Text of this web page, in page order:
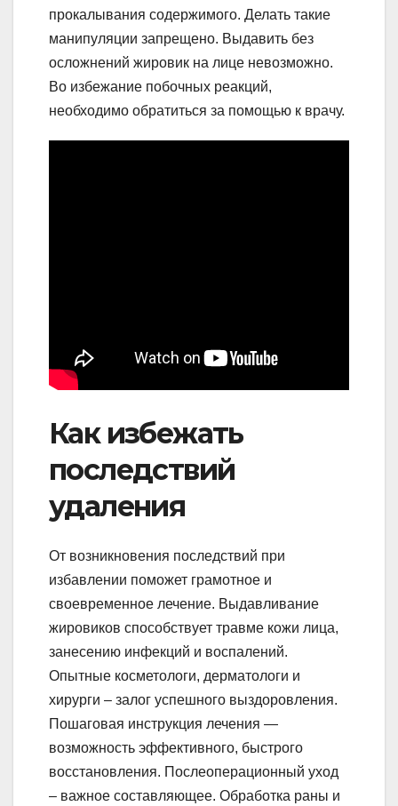
прокалывания содержимого. Делать такие
манипуляции запрещено. Выдавить без
осложнений жировик на лице невозможно.
Во избежание побочных реакций,
необходимо обратиться за помощью к врачу.
Как избежать
последствий
удаления
От возникновения последствий при
избавлении поможет грамотное и
своевременное лечение. Выдавливание
жировиков способствует травме кожи лица,
занесению инфекций и воспалений.
Опытные косметологи, дерматологи и
хирурги – залог успешного выздоровления.
Пошаговая инструкция лечения —
возможность эффективного, быстрого
восстановления. Послеоперационный уход
– важное составляющее. Обработка раны и